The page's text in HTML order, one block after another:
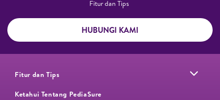
Fitur dan Tips ​
HUBUNGI KAMI
Fitur dan Tips
Ketahui Tentang PediaSure